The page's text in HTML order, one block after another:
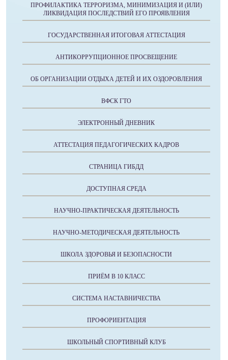
ПРОФИЛАКТИКА ТЕРРОРИЗМА, МИНИМИЗАЦИЯ И (ИЛИ)
ЛИКВИДАЦИЯ ПОСЛЕДСТВИЙ ЕГО ПРОЯВЛЕНИЯ
ГОСУДАРСТВЕННАЯ ИТОГОВАЯ АТТЕСТАЦИЯ
АНТИКОРРУПЦИОННОЕ ПРОСВЕЩЕНИЕ
ОБ ОРГАНИЗАЦИИ ОТДЫХА ДЕТЕЙ И ИХ ОЗДОРОВЛЕНИЯ
ВФСК ГТО
ЭЛЕКТРОННЫЙ ДНЕВНИК
АТТЕСТАЦИЯ ПЕДАГОГИЧЕСКИХ КАДРОВ
СТРАНИЦА ГИБДД
ДОСТУПНАЯ СРЕДА
НАУЧНО-ПРАКТИЧЕСКАЯ ДЕЯТЕЛЬНОСТЬ
НАУЧНО-МЕТОДИЧЕСКАЯ ДЕЯТЕЛЬНОСТЬ
ШКОЛА ЗДОРОВЬЯ И БЕЗОПАСНОСТИ
ПРИЁМ В 10 КЛАСС
СИСТЕМА НАСТАВНИЧЕСТВА
ПРОФОРИЕНТАЦИЯ
ШКОЛЬНЫЙ СПОРТИВНЫЙ КЛУБ